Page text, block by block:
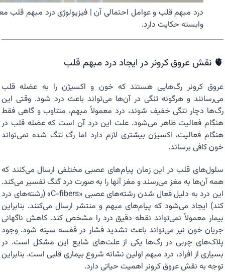
درد مبهم قلب و عوامل احتمالی آن | فیزیولوژی درد مبهم
وابسته حکایت دارد.
🫀 نقش عروق کرونر در ایجاد درد مبهم قلب
عروق کرونر رگ‌هایی هستند که خون و اکسیژن را به عضله قلب
می‌رسانند و هرگونه تنگی در آن‌ها می‌تواند باعث درد شود. وقتی این
رگ‌ها دچار تنگی خفیف شوند، درد معمولاً مبهم، متناوب و گاهی فقط
هنگام فعالیت ظاهر می‌شود. علت این درد آن است که عضله قلب در
هنگام فعالیت، اکسیژن بیشتری لازم دارد اما رگ تنگ شده نمی‌تواند
خون کافی برساند.
سلول‌های قلب در این زمان پیام‌های عصبی مختلفی ارسال می‌کنند که
همه آن‌ها به مغز می‌رسند و مغز آنها را به صورت درد گنگ تفسیر می‌کند.
این درد به دلیل فعال شدن رشته‌های عصبی «C-fibers» (رشته‌های درد
کند) ایجاد می‌شود که پیام‌های مبهم و منتشر ارسال می‌کنند. بنابراین
بیمار معمولاً نمی‌تواند نقطه دقیق درد را مشخص کند. کاهش ناگهانی
جریان خون نیز می‌تواند باعث تشدید فشار در قفسه سینه شود. وجود
پلاک‌های چربی در رگ‌ها یکی از علت‌های شایع این مشکل است. در
بسیاری از افراد، درد مبهم اولین نشانه شروع بیماری قلبی است. بنابراین
توجه به نقش عروق کرونر اهمیت حیاتی دارد.